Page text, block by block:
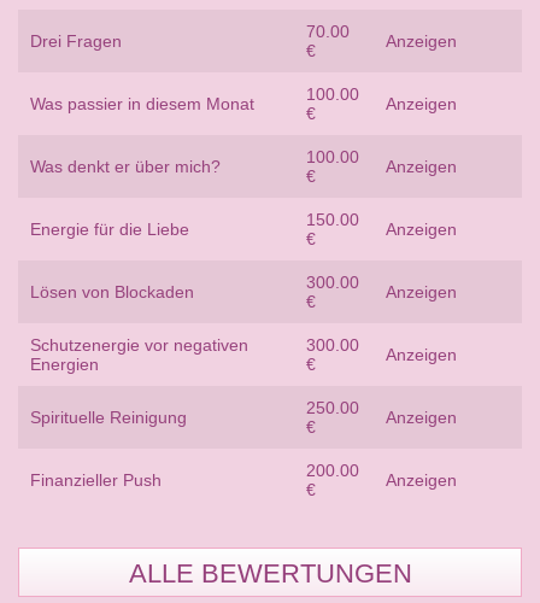
Drei Fragen
70.00
€
Anzeigen
Was passier in diesem Monat
100.00
€
Anzeigen
Was denkt er über mich?
100.00
€
Anzeigen
Energie für die Liebe
150.00
€
Anzeigen
Lösen von Blockaden
300.00
€
Anzeigen
Schutzenergie vor negativen
Energien
300.00
€
Anzeigen
Spirituelle Reinigung
250.00
€
Anzeigen
Finanzieller Push
200.00
€
Anzeigen
ALLE BEWERTUNGEN